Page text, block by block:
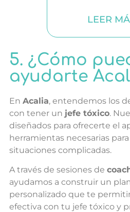
LEER
5. ¿Cómo
ayudarte
En Acalia, entendemos los
con tener un jefe tóxico.
diseñados para ofrecerte el
herramientas necesarias
situaciones complicadas.
A través de sesiones de
ayudamos a construir un
personalizado que te
efectiva con tu jefe tóxico y